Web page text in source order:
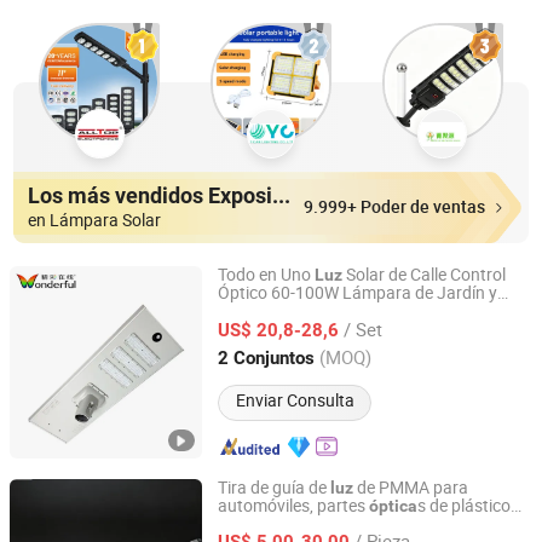
Los más vendidos Expositores
en Lámpara Solar
9.999+ Poder de ventas
Todo en Uno LuzSolar de Calle Control
Óptico 60-100W Lámpara de Jardín y
Agua IP65
US$ 20,8-28,6 / Set
2 Conjuntos (MOQ)
Enviar Consulta
Wuxi Wonderful Online Technology Co., Ltd.
Jiangsu, China Desde 2022
Tira de guía de luzde PMMA para
automóviles, partesópticas de plástico
Sichuan Hengge Optoelectronics Technology Co., Ltd.